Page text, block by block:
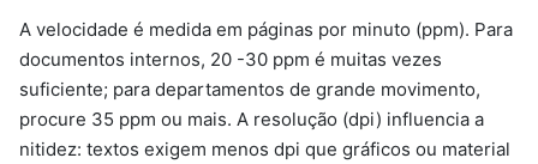
A velocidade é medida em páginas por minuto (ppm). Para
documentos internos, 20 -30 ppm é muitas vezes
suficiente; para departamentos de grande movimento,
procure 35 ppm ou mais. A resolução (dpi) influencia a
nitidez: textos exigem menos dpi que gráficos ou material